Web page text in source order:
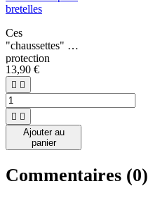
bretelles
Ces
"chaussettes" de
protection
permettent de
couvrir les 6
parties
métalliques de
vos bretelles,
afin d'éviter de
rayer votre
Vendu par lot de
6.
13,90 €
 
 
Ajouter au
panier
Commentaires (0)